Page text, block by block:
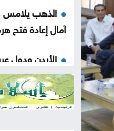
آمال إعادة فتح
الأردن ودول
الانتهاكات
النفط يرتفع